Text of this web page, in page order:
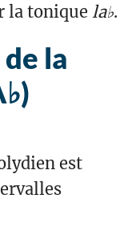
la tonique la♭.
la
est